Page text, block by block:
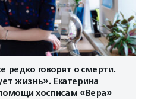
редко говорят о смерти.
жизнь». Екатерина
хосписам «Вера»